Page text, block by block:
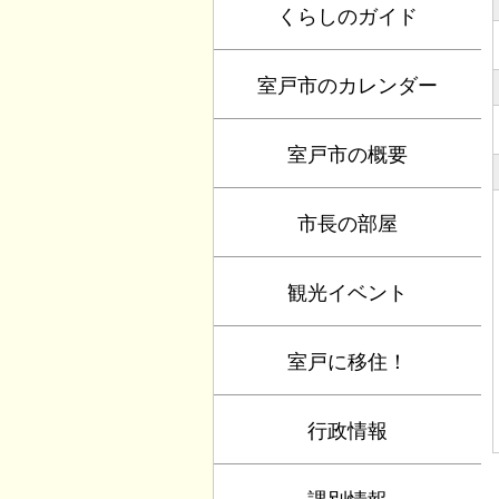
くらしのガイド
室戸市のカレンダー
室戸市の概要
市長の部屋
観光イベント
室戸に移住！
行政情報